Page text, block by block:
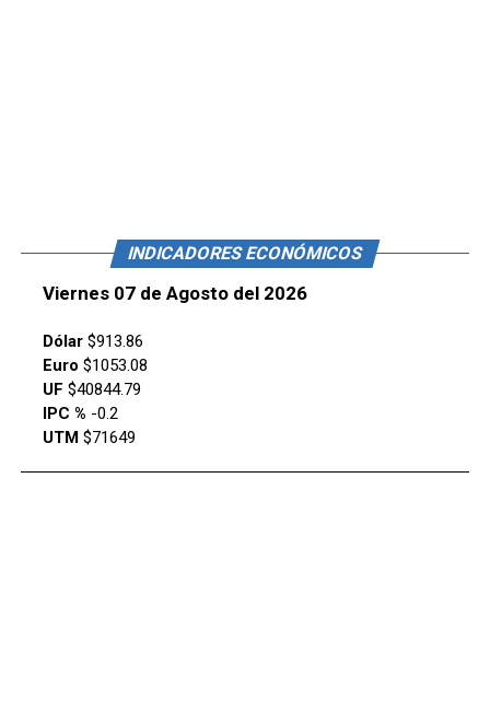
INDICADORES ECONÓMICOS
Viernes 07 de Agosto del 2026
Dólar$913.86
Euro $1053.08
UF $40844.79
IPC % -0.2
UTM $71649